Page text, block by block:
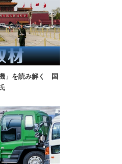
機」を読み解く 国